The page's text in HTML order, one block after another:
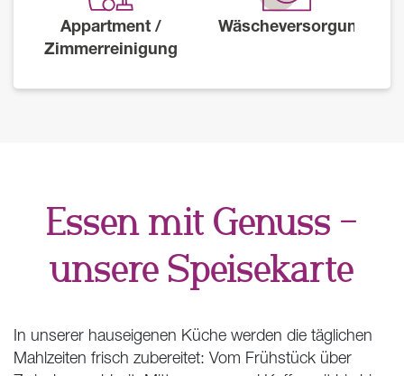
Appartment /
Zimmerreinigung
Wäscheversorgung
Essen mit Genuss –
unsere Speisekarte
In unserer hauseigenen Küche werden die täglichen
Mahlzeiten frisch zubereitet: Vom Frühstück über